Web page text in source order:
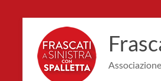
contenuto